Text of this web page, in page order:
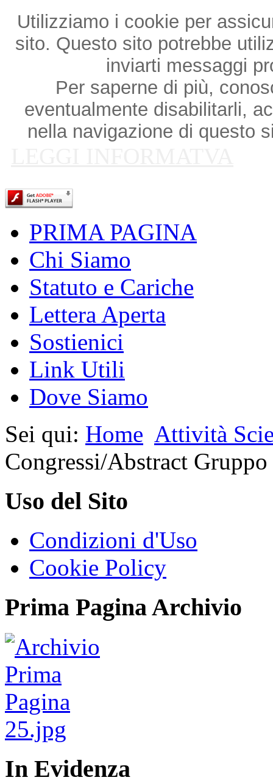
Utilizziamo i cookie per
sito. Questo sito potrebbe
inviarti messaggi
Per saperne di più,
eventualmente disabilitarli,
nella navigazione di questo
PRIMA PAGINA
Chi Siamo
Statuto e Cariche
Lettera Aperta
Sostienici
Link Utili
Dove Siamo
Sei qui: Home Attività
Congressi/Abstract
Uso del Sito
Condizioni d'Uso
Cookie Policy
Prima Pagina Archivio
In Evidenza